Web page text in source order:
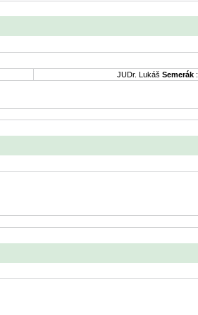
JUDr. Lukáš Semerák :